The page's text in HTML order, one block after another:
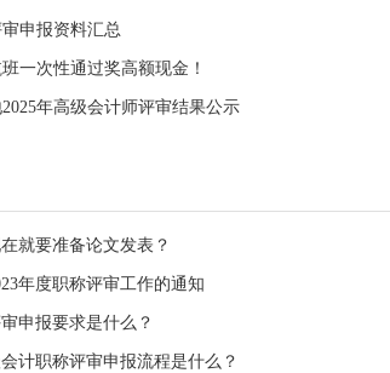
申报资料汇总
一次性通过奖高额现金！
2025年高级会计师评审结果公示
就要准备论文发表？
年度职称评审工作的通知
申报要求是什么？
计职称评审申报流程是什么？